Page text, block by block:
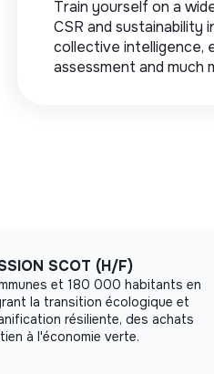
Train yourself on a
CSR and sustainability
collective intelligence,
assessment and much
SCOT (H/F)
et 180 000 habitants en
la transition écologique et
résiliente, des achats
à l'économie verte.